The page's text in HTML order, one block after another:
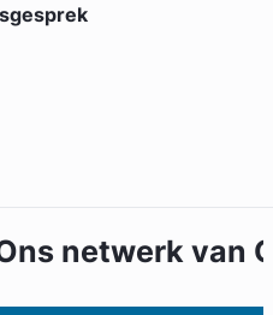
netwerk van